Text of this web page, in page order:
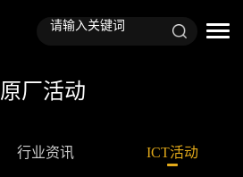
原厂活动
行业资讯 ICT活动